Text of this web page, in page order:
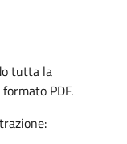
tutta la
PDF.